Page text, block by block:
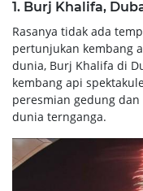
1. Burj Khalifa,
Rasanya tidak ada
pertunjukan kembang
dunia, Burj Khalifa di
kembang api
peresmian gedung
dunia ternganga.